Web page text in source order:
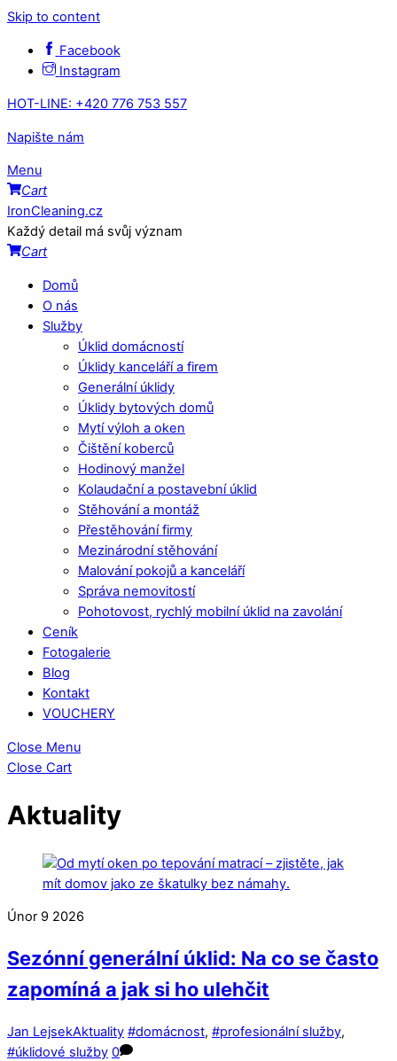
Skip to content
Facebook
Instagram
HOT-LINE: +420 776 753 557
Napište nám
Menu
Cart
IronCleaning.cz
Každý detail má svůj význam
Cart
Domů
O nás
Služby
Úklid domácností
Úklidy kanceláří a firem
Generální úklidy
Úklidy bytových domů
Mytí výloh a oken
Čištění koberců
Hodinový manžel
Kolaudační a postavební úklid
Stěhování a montáž
Přestěhování firmy
Mezinárodní stěhování
Malování pokojů a kanceláří
Správa nemovitostí
Pohotovost, rychlý mobilní úklid na zavolání
Ceník
Fotogalerie
Blog
Kontakt
VOUCHERY
Close Menu
Close Cart
Aktuality
Únor 9 2026
Sezónní generální úklid: Na co se často
zapomíná a jak si ho ulehčit
Jan LejsekAktuality #domácnost, #profesionální služby,
#úklidové služby 0